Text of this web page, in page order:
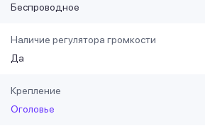
Беспроводное
Наличие регулятора громкости
Да
Крепление
Оголовье